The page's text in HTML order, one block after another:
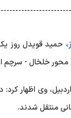
حمید قویدل روز
منتقل شدند.